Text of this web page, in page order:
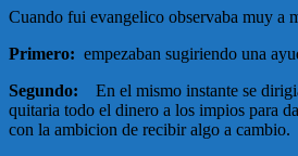
Cuando fui evangelico observaba muy a
Primero: empezaban sugiriendo una
Segundo: En el mismo instante se
quitaria todo el dinero a los impios para
con la ambicion de recibir algo a cambio.